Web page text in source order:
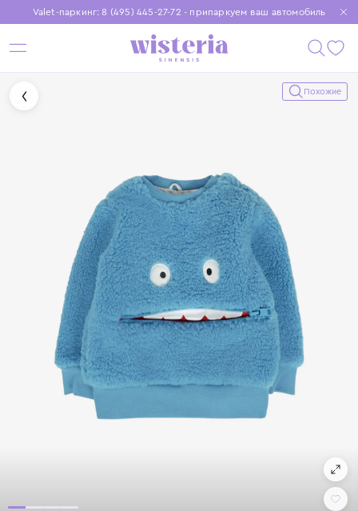
Valet-паркинг: 8 (495) 445-27-72 - припаркуем ваш автомобиль
Бесплатная доставка при заказе от 15 000 ₽
Установите приложение, чтобы покупки были еще удобнее
Похожие